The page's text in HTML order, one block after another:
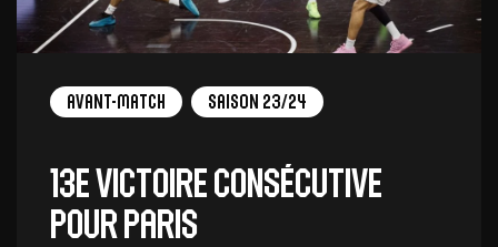
Avant-Match Saison 23/24
13e victoire consécutive
pour Paris